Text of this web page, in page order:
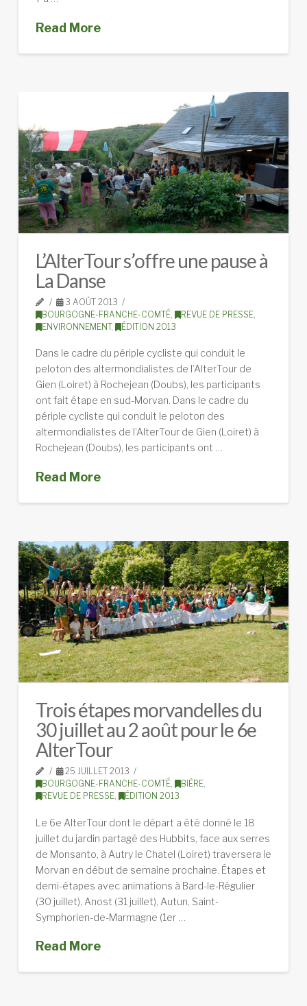
Read More
L’AlterTour s’offre une pause à
La Danse
3 AOÛT 2013
BOURGOGNE-FRANCHE-COMTÉ, REVUE DE PRESSE,
ENVIRONNEMENT, ÉDITION 2013
Dans le cadre du périple cycliste qui conduit le
peloton des altermondialistes de l’AlterTour de
Gien (Loiret) à Rochejean (Doubs), les participants
ont fait étape en sud-Morvan. Dans le cadre du
périple cycliste qui conduit le peloton des
altermondialistes de l’AlterTour de Gien (Loiret) à
Rochejean (Doubs), les participants ont …
Read More
Trois étapes morvandelles du
30 juillet au 2 août pour le 6e
AlterTour
25 JUILLET 2013
BOURGOGNE-FRANCHE-COMTÉ, BIÈRE,
REVUE DE PRESSE, ÉDITION 2013
Le 6e AlterTour dont le départ a été donné le 18
juillet du jardin partagé des Hubbits, face aux serres
de Monsanto, à Autry le Chatel (Loiret) traversera le
Morvan en début de semaine prochaine. Étapes et
demi-étapes avec animations à Bard-le-Régulier
(30 juillet), Anost (31 juillet), Autun, Saint-
Symphorien-de-Marmagne (1er …
Read More